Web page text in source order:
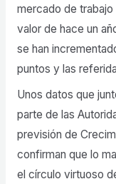
mercado de trabajo
valor de hace un
se han
puntos y las
Unos datos que
parte de las
previsión de
confirman que lo
el círculo virtuoso